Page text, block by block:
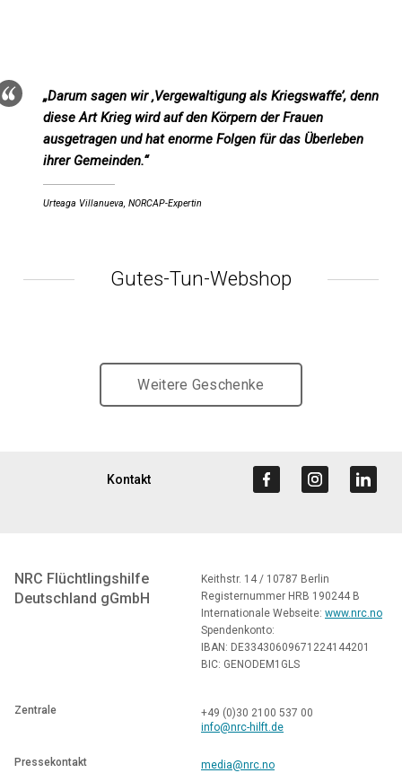
„Darum sagen wir ‚Vergewaltigung als Kriegswaffe’, denn
diese Art Krieg wird auf den Körpern der Frauen
ausgetragen und hat enorme Folgen für das Überleben
ihrer Gemeinden.“
Urteaga Villanueva, NORCAP-Expertin
Gutes-Tun-Webshop
Weitere Geschenke
Kontakt
NRC Flüchtlingshilfe
Deutschland gGmbH
Keithstr. 14 / 10787 Berlin
Registernummer HRB 190244 B
Internationale Webseite: www.nrc.no
Spendenkonto:
IBAN: DE33430609671224144201
BIC: GENODEM1GLS
Zentrale
+49 (0)30 2100 537 00
info@nrc-hilft.de
Pressekontakt media@nrc.no